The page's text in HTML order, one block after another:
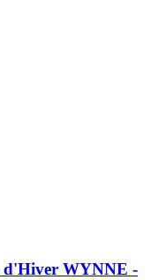
WYNNE -​